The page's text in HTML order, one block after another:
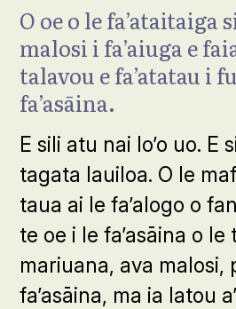
O oe o le fa’ataitaiga
malosi i fa’aiuga e
talavou e fa’atatau i
fa’asāina.
E sili atu nai lo’o uo. E
tagata lauiloa. O le
taua ai le fa’alogo o
te oe i le fa’asāina o
mariuana, ava malosi,
fa’asāina, ma ia latou